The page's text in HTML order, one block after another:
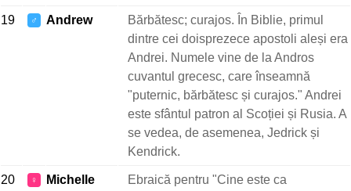
19 ♂ Andrew
Bărbătesc; curajos. În Biblie, primul
dintre cei doisprezece apostoli aleși era
Andrei. Numele vine de la Andros
cuvantul grecesc, care înseamnă
"puternic, bărbătesc și curajos." Andrei
este sfântul patron al Scoției și Rusia. A
se vedea, de asemenea, Jedrick și
Kendrick.
20 ♀ Michelle
Ebraică pentru "Cine este ca